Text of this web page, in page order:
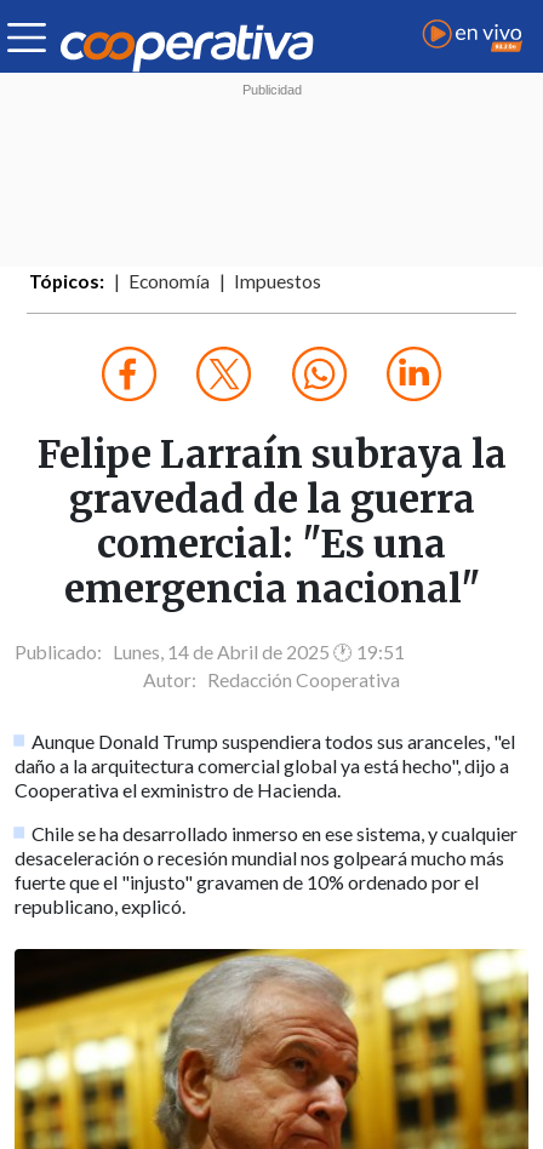
Tópicos: Economía Impuestos
Felipe Larraín subraya la
gravedad de la guerra
comercial: "Es una
emergencia nacional"
Publicado: Lunes, 14 de Abril de 2025 🕐 19:51
Autor: Redacción Cooperativa
Aunque Donald Trump suspendiera todos sus aranceles, "el
daño a la arquitectura comercial global ya está hecho", dijo a
Cooperativa el exministro de Hacienda.
Chile se ha desarrollado inmerso en ese sistema, y cualquier
desaceleración o recesión mundial nos golpeará mucho más
fuerte que el "injusto" gravamen de 10% ordenado por el
republicano, explicó.